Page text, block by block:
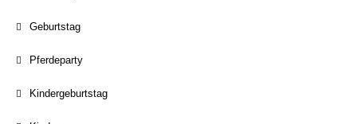
Geburtstag
Pferdeparty
Kindergeburtstag